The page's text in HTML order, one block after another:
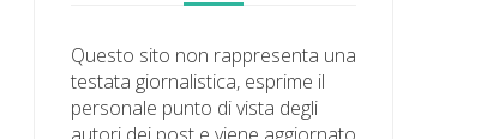
Questo sito non rappresenta una
testata giornalistica, esprime il
personale punto di vista degli
autori dei post e viene aggiornato